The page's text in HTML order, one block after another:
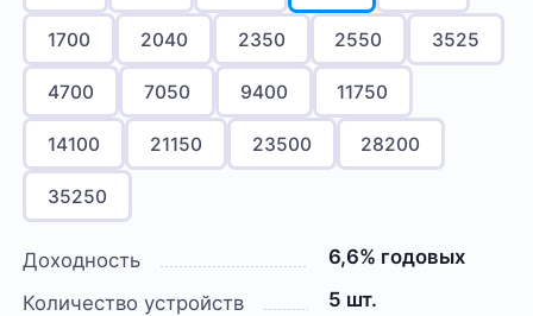
1700 2040 2350 2550 3525
4700 7050 9400 11750
14100 21150 23500 28200
35250
Доходность
6,6% годовых
Количество устройств
5 шт.